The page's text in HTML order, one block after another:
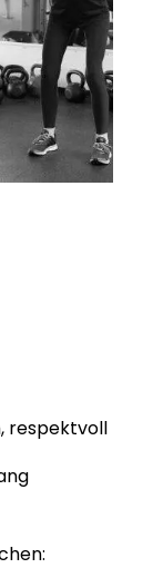
respektvoll